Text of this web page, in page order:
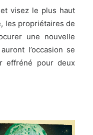
visez le plus haut
les propriétaires de
une nouvelle
l’occasion se
effréné pour deux